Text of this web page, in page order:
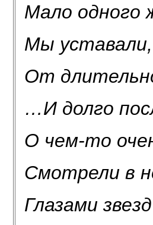
Мало одного
Мы уставали,
От
…И долго
О чем-то
Смотрели в
Глазами звезд